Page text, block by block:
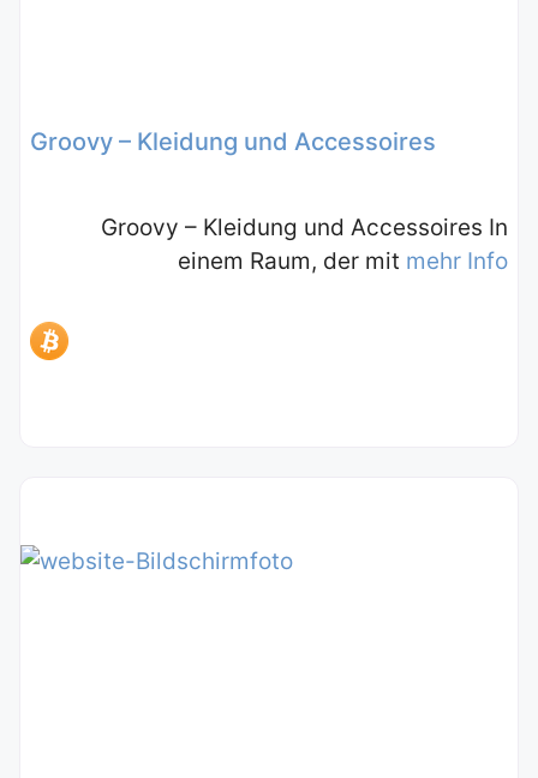
Groovy – Kleidung und Accessoires
Groovy – Kleidung und Accessoires In
einem Raum, der mit mehr Info